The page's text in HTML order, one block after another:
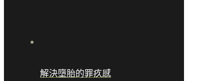
解決墮胎的罪疚感